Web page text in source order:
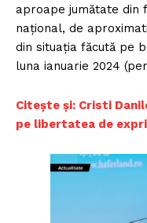
aproape jumătate din
naţional, de
din situaţia făcută pe
luna ianuarie 2024
Citește și: Cristi
pe libertatea de